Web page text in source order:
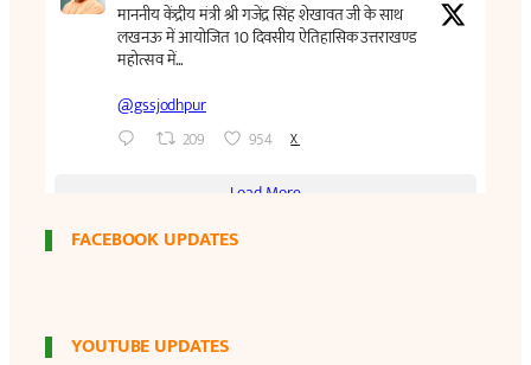
FACEBOOK UPDATES
YOUTUBE UPDATES